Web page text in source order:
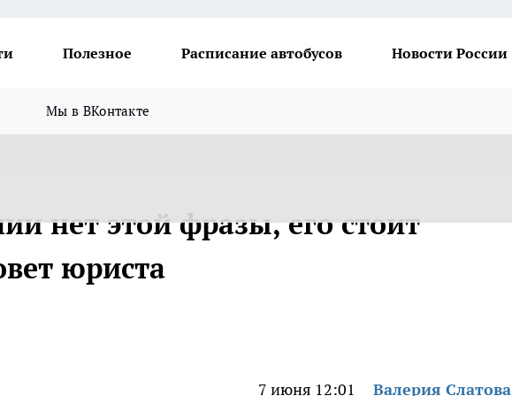
Полезное Расписание автобусов Новости России
Мы в ВКонтакте
нет этой фразы, его стоит
юриста
7 июня 12:01 Валерия Слатова